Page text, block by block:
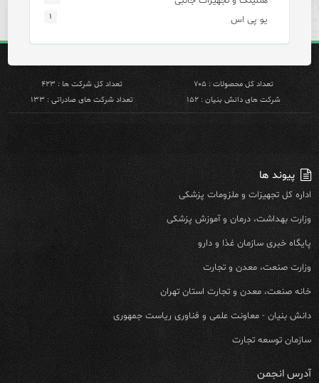
یو پی اس ۱
تعداد کل محصولات : ۷۰۵
تعداد کل شرکت ها : ۴۲۳
شرکت های دانش بنیان : ۱۵۲
تعداد شرکت های صادراتی : ۱۳۳
پیوند ها
اداره کل تجهیزات و ملزومات پزشکی
وزارت بهداشت، درمان و آموزش پزشکی
پایگاه خبری سازمان غذا و دارو
وزارت صنعت، معدن و تجارت
خانه صنعت، معدن و تجارت استان تهران
دانش بنیان - معاونت علمی و فناوری ریاست جمهوری
سازمان توسعه تجارت
آدرس انجمن